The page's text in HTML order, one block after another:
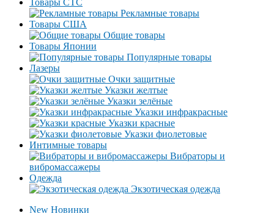
Товары СТС
Рекламные товары
Товары США
Общие товары
Товары Японии
Популярные товары
Лазеры
Очки защитные
Указки желтые
Указки зелёные
Указки инфракрасные
Указки красные
Указки фиолетовые
Интимные товары
Вибраторы и
вибромассажеры
Одежда
Экзотическая одежда
New Новинки